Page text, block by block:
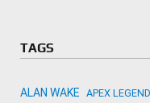
TAGS
ALAN WAKE APEX